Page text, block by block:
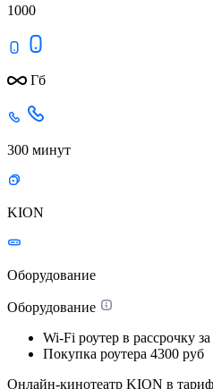
1000
Гб
300 минут
KION
Оборудование
Оборудование
Wi-Fi роутер в рассрочку
Покупка роутера 4300 руб
Онлайн-кинотеатр KION в